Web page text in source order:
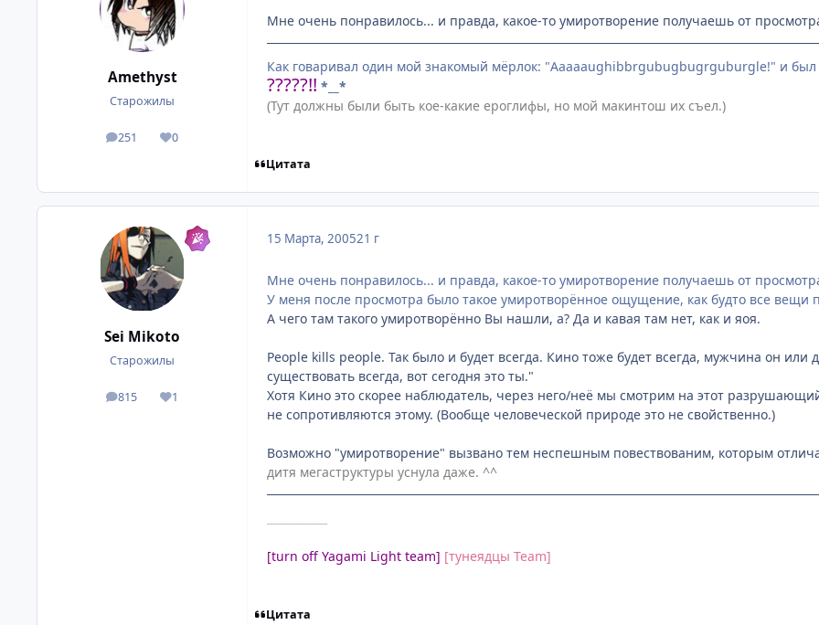
Amethyst
Старожилы
251
посты 0
Репутация
Мне очень понравилось... и правда, какое-то умиротворение получаешь от
Как говаривал один мой знакомый мёрлок: "Aaaaaughibbrgubugbugrguburgle!" и был
?????!! *__*
(Тут должны были быть кое-какие ероглифы, но мой макинтош их съел.)
Цитата
Sei Mikoto
Старожилы
815
посты 1
Репутация
15 Марта, 200521 г
Мне очень понравилось... и правда, какое-то умиротворение получаешь от
У меня после просмотра было такое умиротворённое ощущение, как будто все вещи
А чего там такого умиротворённо Вы нашли, а? Да и кавая там нет, как и яоя.
People kills people. Так было и будет всегда. Кино тоже будет всегда, мужчина он или
существовать всегда, вот сегодня это ты."
Хотя Кино это скорее наблюдатель, через него/неё мы смотрим на этот
не сопротивляются этому. (Вообще человеческой природе это не свойственно.)
Возможно "умиротворение" вызвано тем неспешным повествованим, которым
дитя мегаструктуры уснула даже. ^^
[turn off Yagami Light team] [тунеядцы Team]
Цитата